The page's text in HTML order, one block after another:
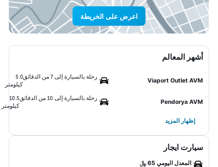
اعرض على الخريطة
أشهر المعالم
Viaport Outlet AVM
رحلة بالسيارة إلى 7 من الدقائق
5.0
كيلومتر
Pendorya AVM
رحلة بالسيارة إلى 10 من الدقائق
10.5
كيلومتر
إظهار المزيد
سيارت ايجار
المعدل اليومي 65 ﷼